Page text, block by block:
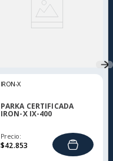
IRON-X
PARKA CERTIFICADA
IRON-X IX-400
Precio:
$42.853